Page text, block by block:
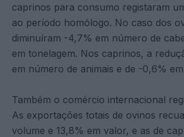
caprinos para consumo registaram
ao período homólogo. No caso dos
diminuíram -4,7% em número de
em tonelagem. Nos caprinos, a
em número de animais e de -0,6%
Também o comércio internacional
As exportações totais de ovinos
volume e 13,8% em valor, e as de